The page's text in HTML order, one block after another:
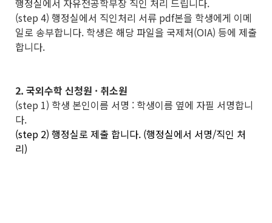
행정실에서 자유전공학부장 직인 처리 드립니다.
(step 4) 행정실에서 직인처리 서류 pdf본을 학생에게 이메
일로 송부합니다. 학생은 해당 파일을 국제처(OIA) 등에 제출
합니다.
2. 국외수학 신청원 · 취소원
(step 1) 학생 본인이름 서명 : 학생이름 옆에 자필 서명합니
다.
(step 2) 행정실로 제출 합니다. (행정실에서 서명/직인 처
리)